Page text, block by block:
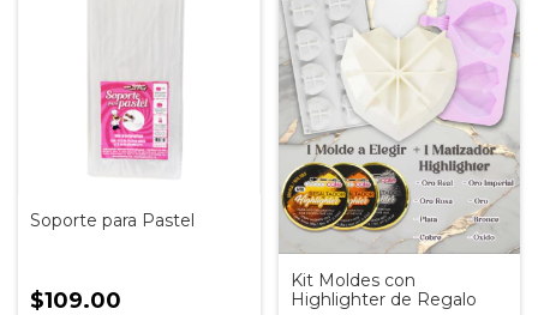
Soporte para Pastel
$109.00
Kit Moldes con
Highlighter de Regalo